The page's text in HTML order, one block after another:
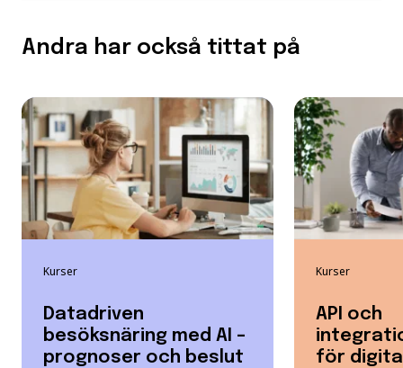
Andra har också tittat på
Kurser
Datadriven
besöksnäring med AI –
prognoser och beslut
Kurser
API och
för